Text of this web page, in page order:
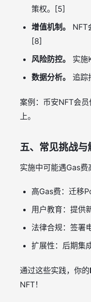
策权。[5]
增值机制。
NFT
[8]
风险防控。
实施
数据分析。
追踪
案例：币安NFT会
上。
五、常见挑战
实施中可能遇Gas费
高Gas费：迁移
用户教育：提供
法律合规：签署
扩展性：后期集
通过这些实践，你的
NFT！